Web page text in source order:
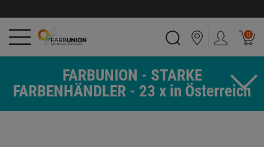
0
FARBUNION - STARKE
FARBENHÄNDLER - 23 x in Österreich